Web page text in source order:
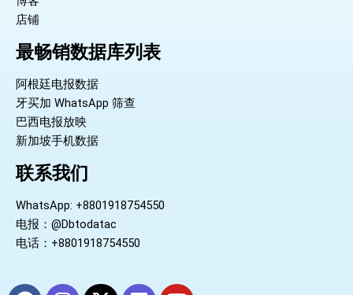
店铺
最畅销数据库列表
阿根廷电报数据
牙买加 WhatsApp 筛查
巴西电报放映
新加坡手机数据
联系我们
WhatsApp: +8801918754550
电报：@Dbtodatac
电话：+8801918754550